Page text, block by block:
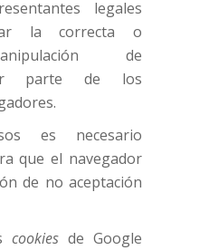
legales
la correcta o
de
de los
es necesario
que el navegador
de no aceptación
cookiesde Google